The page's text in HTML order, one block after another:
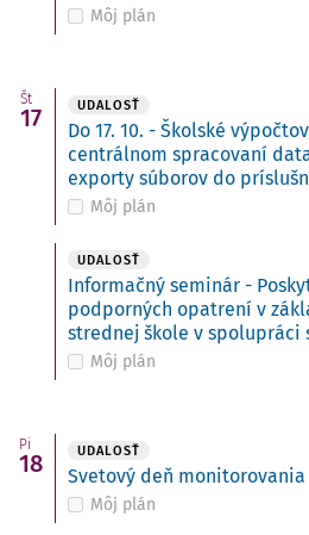
Môj plán
Št
17 UDALOSŤ
Do 17. 10. - Školské
centrálnom spracovaní
exporty súborov do
Môj plán
UDALOSŤ
Informačný seminár -
podporných opatrení v
strednej škole v spolupráci
Môj plán
Pi
18 UDALOSŤ
Svetový deň
Môj plán